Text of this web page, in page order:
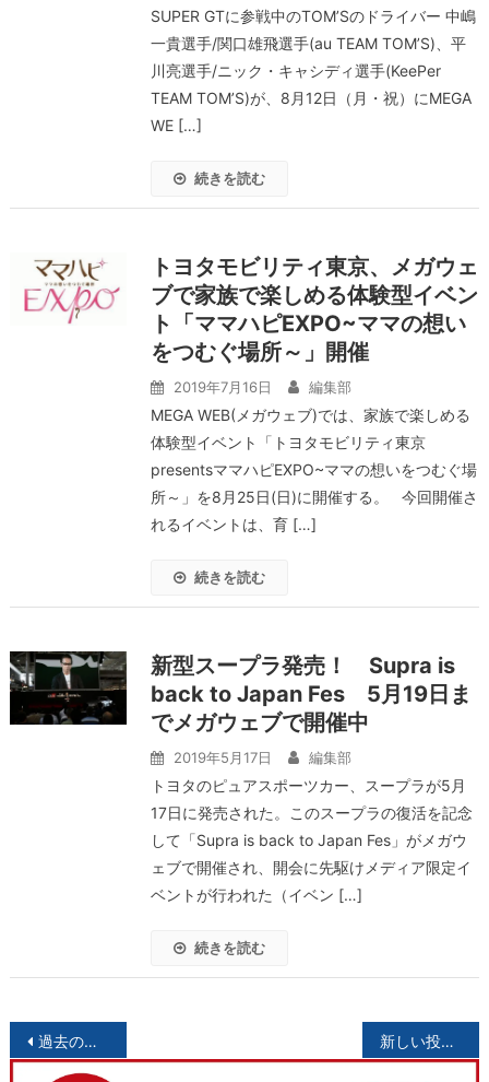
SUPER GTに参戦中のTOM’Sのドライバー 中嶋
一貴選手/関口雄飛選手(au TEAM TOM’S)、平
川亮選手/ニック・キャシディ選手(KeePer
TEAM TOM’S)が、8月12日（月・祝）にMEGA
WE […]
続きを読む
トヨタモビリティ東京、メガウェ
ブで家族で楽しめる体験型イベン
ト「ママハピEXPO~ママの想い
をつむぐ場所～」開催
2019年7月16日 編集部
MEGA WEB(メガウェブ)では、家族で楽しめる
体験型イベント「トヨタモビリティ東京
presentsママハピEXPO~ママの想いをつむぐ場
所～」を8月25日(日)に開催する。 今回開催さ
れるイベントは、育 […]
続きを読む
新型スープラ発売！ Supra is
back to Japan Fes 5月19日ま
でメガウェブで開催中
2019年5月17日 編集部
トヨタのピュアスポーツカー、スープラが5月
17日に発売された。このスープラの復活を記念
して「Supra is back to Japan Fes」がメガウ
ェブで開催され、開会に先駆けメディア限定イ
ベントが行われた（イベン […]
続きを読む
投過去の投稿 新しい投稿